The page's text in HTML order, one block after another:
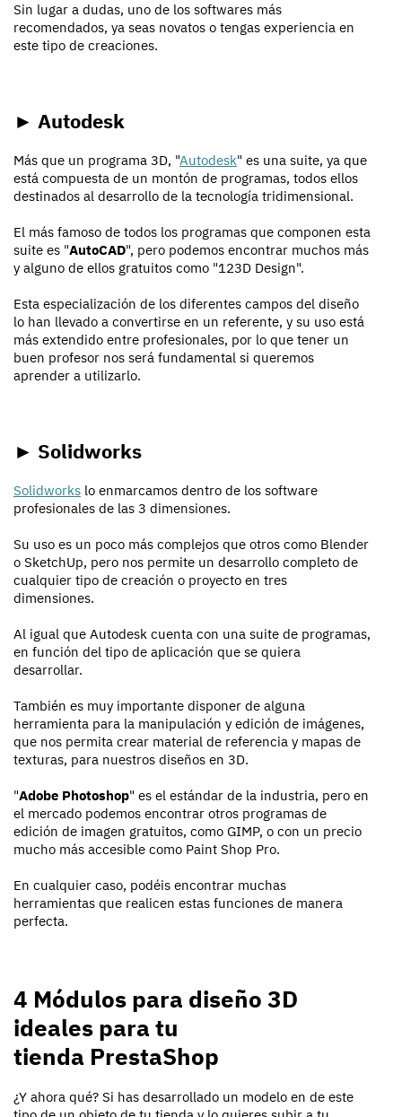
Sin lugar a dudas, uno de los softwares más
recomendados, ya seas novatos o tengas experiencia en
este tipo de creaciones.
► Autodesk
Más que un programa 3D, "Autodesk" es una suite, ya que
está compuesta de un montón de programas, todos ellos
destinados al desarrollo de la tecnología tridimensional.
El más famoso de todos los programas que componen esta
suite es "AutoCAD", pero podemos encontrar muchos más
y alguno de ellos gratuitos como "123D Design".
Esta especialización de los diferentes campos del diseño
lo han llevado a convertirse en un referente, y su uso está
más extendido entre profesionales, por lo que tener un
buen profesor nos será fundamental si queremos
aprender a utilizarlo.
► Solidworks
Solidworks lo enmarcamos dentro de los software
profesionales de las 3 dimensiones.
Su uso es un poco más complejos que otros como Blender
o SketchUp, pero nos permite un desarrollo completo de
cualquier tipo de creación o proyecto en tres
dimensiones.
Al igual que Autodesk cuenta con una suite de programas,
en función del tipo de aplicación que se quiera
desarrollar.
También es muy importante disponer de alguna
herramienta para la manipulación y edición de imágenes,
que nos permita crear material de referencia y mapas de
texturas, para nuestros diseños en 3D.
"Adobe Photoshop" es el estándar de la industria, pero en
el mercado podemos encontrar otros programas de
edición de imagen gratuitos, como GIMP, o con un precio
mucho más accesible como Paint Shop Pro.
En cualquier caso, podéis encontrar muchas
herramientas que realicen estas funciones de manera
perfecta.
4 Módulos para diseño 3D
ideales para tu
tienda PrestaShop
¿Y ahora qué? Si has desarrollado un modelo en de este